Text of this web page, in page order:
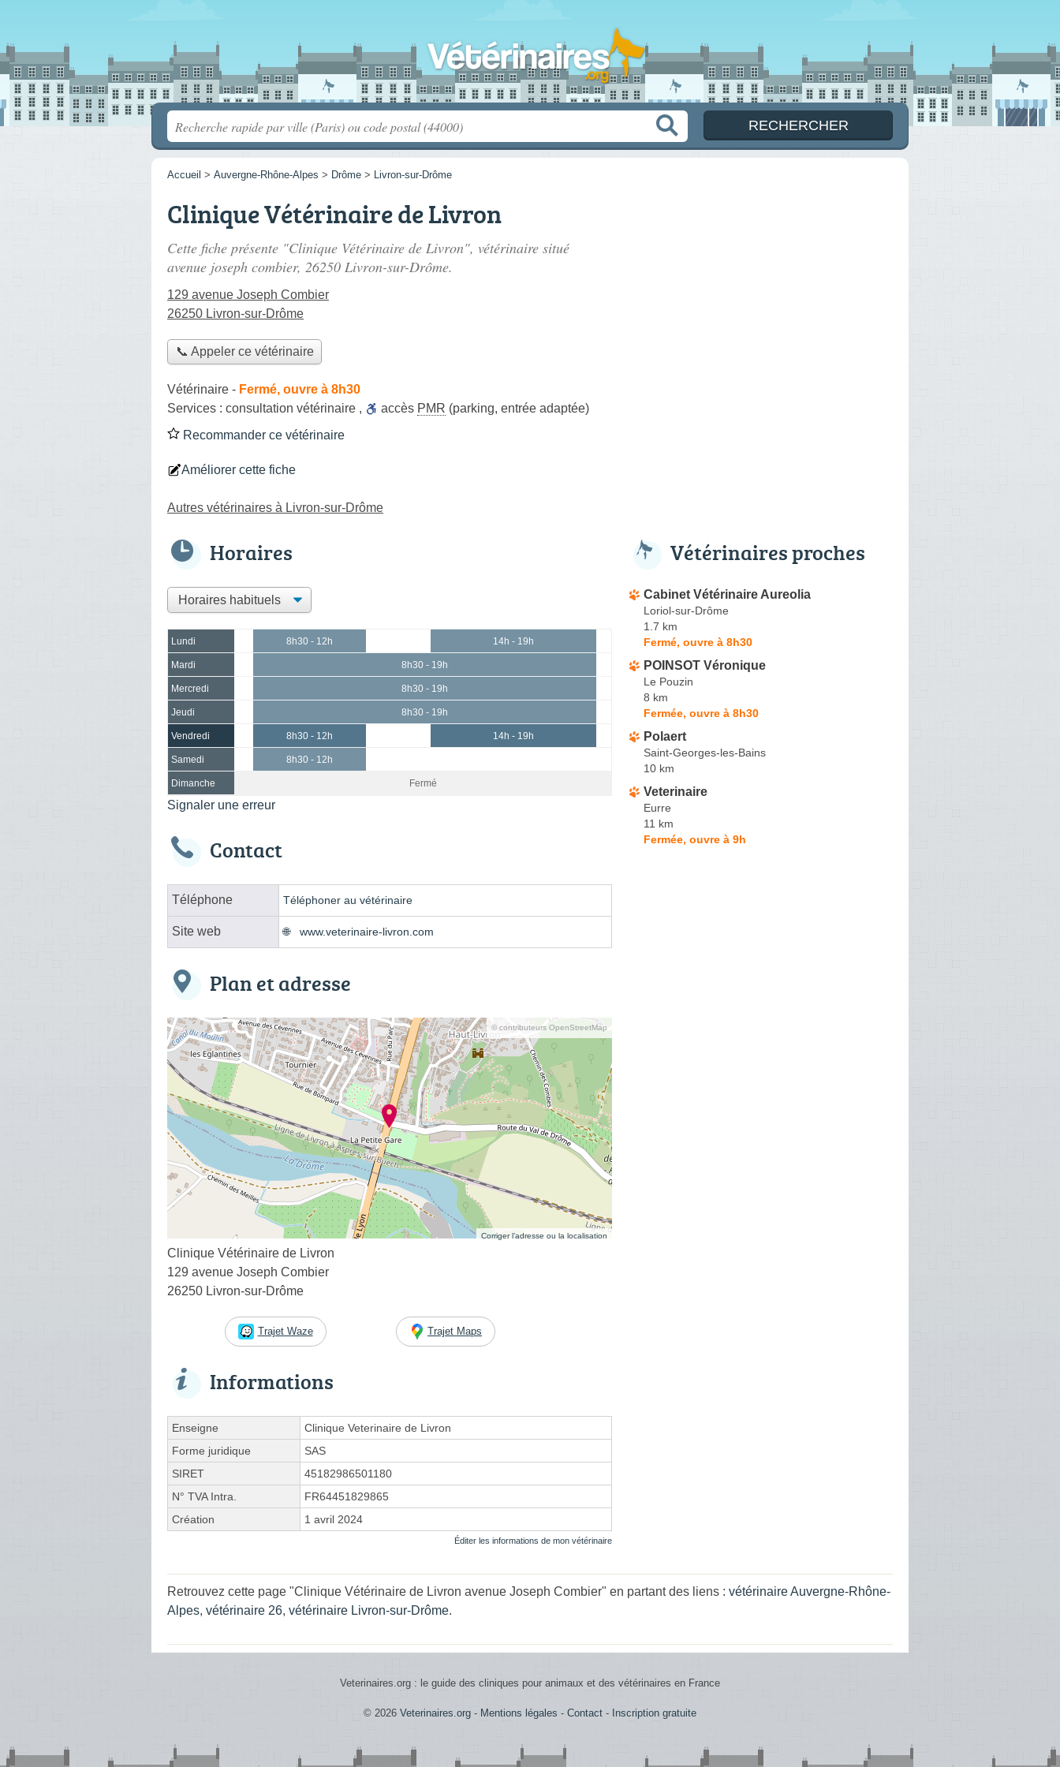
Accueil > Auvergne-Rhône-Alpes > Drôme > Livron-sur-Drôme
Clinique Vétérinaire de Livron
Cette fiche présente "Clinique Vétérinaire de Livron", vétérinaire situé
avenue joseph combier, 26250 Livron-sur-Drôme.
129 avenue Joseph Combier
26250 Livron-sur-Drôme
📞 Appeler ce vétérinaire
Vétérinaire - Fermé, ouvre à 8h30
Services : consultation vétérinaire , accès PMR (parking, entrée adaptée)
Recommander ce vétérinaire
Améliorer cette fiche
Autres vétérinaires à Livron-sur-Drôme
Horaires
Lundi 8h30 - 12h 14h - 19h
Mardi 8h30 - 19h
Mercredi 8h30 - 19h
Jeudi 8h30 - 19h
Vendredi 8h30 - 12h 14h - 19h
Samedi 8h30 - 12h
Dimanche Fermé
Signaler une erreur
Contact
Téléphone Téléphoner au vétérinaire
Site web www.veterinaire-livron.com
Plan et adresse
© contributeurs OpenStreetMap
Corriger l’adresse ou la localisation
Clinique Vétérinaire de Livron
129 avenue Joseph Combier
26250 Livron-sur-Drôme
Trajet Waze Trajet Maps
Informations
Enseigne
Clinique Veterinaire de Livron
Forme juridique
SAS
SIRET
45182986501180
N° TVA Intra.
FR64451829865
Création
1 avril 2024
Éditer les informations de mon vétérinaire
Vétérinaires proches
Cabinet Vétérinaire Aureolia
Loriol-sur-Drôme
1.7 km
Fermé, ouvre à 8h30
POINSOT Véronique
Le Pouzin
8 km
Fermée, ouvre à 8h30
Polaert
Saint-Georges-les-Bains
10 km
Veterinaire
Eurre
11 km
Fermée, ouvre à 9h
Retrouvez cette page "Clinique Vétérinaire de Livron avenue Joseph Combier" en partant des liens : vétérinaire Auvergne-Rhône-
Alpes, vétérinaire 26, vétérinaire Livron-sur-Drôme.
Veterinaires.org : le guide des cliniques pour animaux et des vétérinaires en France
© 2026 Veterinaires.org - Mentions légales - Contact - Inscription gratuite